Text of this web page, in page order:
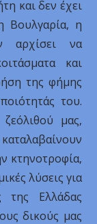
και δεν έχει
Βουλγαρία, η
αρχίσει να
και
της φήμης
του.
μας,
κτηνοτροφία,
λύσεις για
της Ελλάδας
δικούς μας